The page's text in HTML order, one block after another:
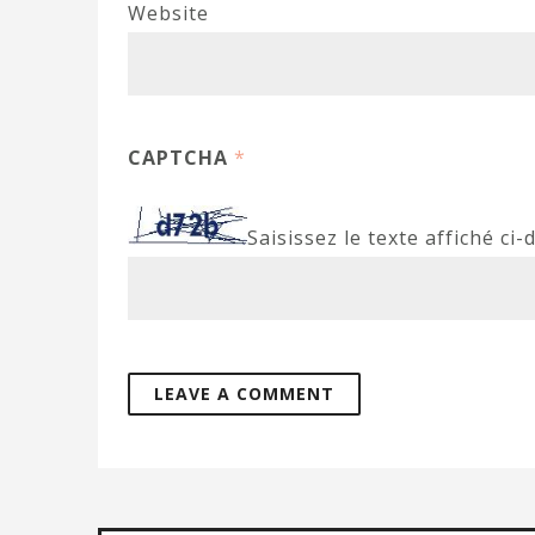
Website
CAPTCHA *
Saisissez le texte affiché ci-